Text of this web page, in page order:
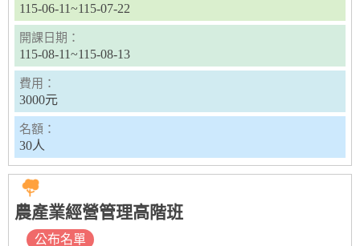
115-06-11~115-07-22
開課日期：
115-08-11~115-08-13
費用：
3000元
名額：
30人
農產業經營管理高階班
公布名單